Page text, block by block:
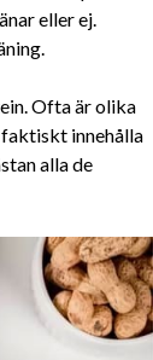
eller ej.
Ofta är olika
innehålla
alla de